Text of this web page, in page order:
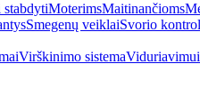
MoterimsMaitinančioms
Smegenų veiklaiSvorio
Virškinimo sistemaViduriavimui